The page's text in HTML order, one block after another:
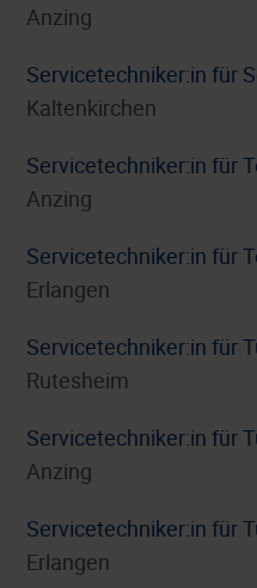
Anzing
Servicetechniker:in für
Kaltenkirchen
Servicetechniker:in für
Anzing
Servicetechniker:in für
Erlangen
Servicetechniker:in für
Rutesheim
Servicetechniker:in für
Anzing
Servicetechniker:in für
Erlangen